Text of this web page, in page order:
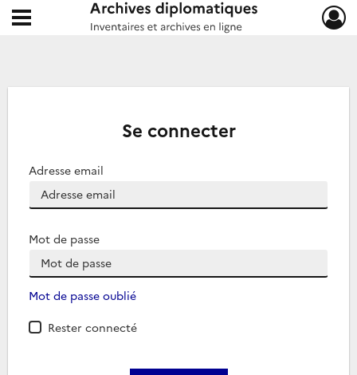
Archives diplomatiques
Ouvrir le menu déroulant
Se connecter
Adresse email
Mot de passe
Mot de passe oublié
Rester connecté